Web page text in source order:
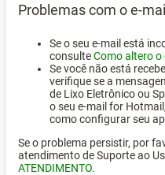
Problemas com o e-
Se o seu e-mail está
consulteComo altero o
Se você não está
verifique se a
de Lixo Eletrônico ou
o seu e-mail for
como configurar seu
Se o problema persistir, por
atendimento de Suporte ao
ATENDIMENTO.